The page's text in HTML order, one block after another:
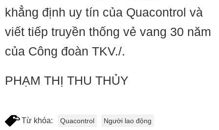
khẳng định uy tín của Quacontrol và
viết tiếp truyền thống vẻ vang 30 năm
của Công đoàn TKV./.
PHẠM THỊ THU THỦY
Từ khóa: Quacontrol Người lao động